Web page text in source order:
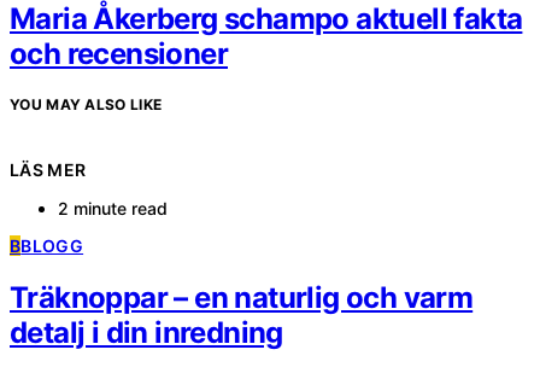
Maria Åkerberg schampo aktuell fakta
och recensioner
YOU MAY ALSO LIKE
LÄS MER
2 minute read
BBLOGG
Träknoppar – en naturlig och varm
detalj i din inredning